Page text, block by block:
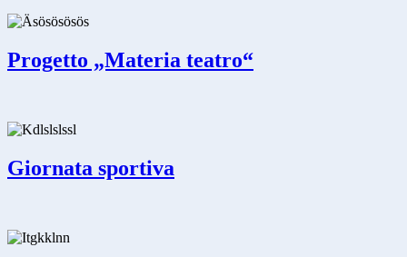
Progetto „Materia teatro“
Giornata sportiva